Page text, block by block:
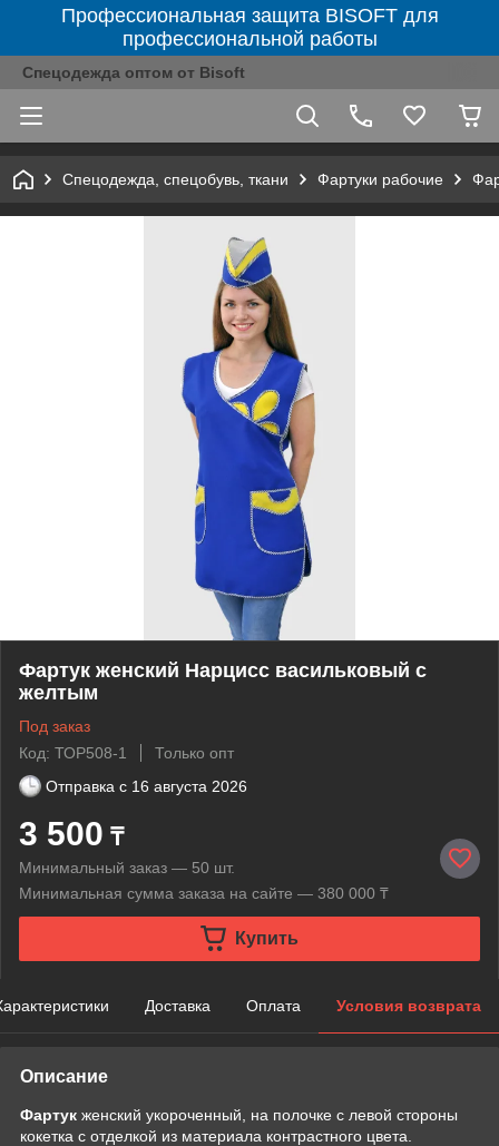
Профессиональная защита BISOFT для
профессиональной работы
Спецодежда оптом от Bisoft
Спецодежда, спецобувь, ткани Фартуки рабочие
Фартук женский Нарцисс васильковый с
желтым
Под заказ
Код: ТОР508-1
Только опт
Отправка с 16 августа 2026
3 500 ₸
Минимальный заказ — 50 шт.
Минимальная сумма заказа на сайте — 380 000 ₸
Купить
Доставка Оплата Условия возврата
Описание
Фартук женский укороченный, на полочке с левой стороны
кокетка с отделкой из материала контрастного цвета.